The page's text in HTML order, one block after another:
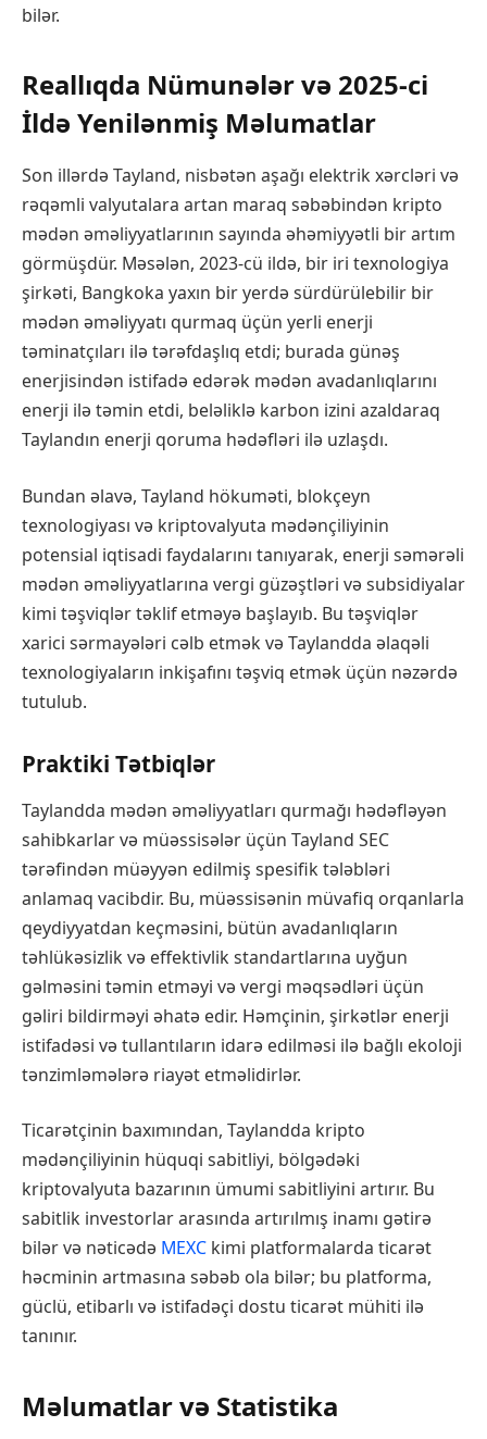
bilər.
Reallıqda Nümunələr və 2025-ci
İldə Yenilənmiş Məlumatlar
Son illərdə Tayland, nisbətən aşağı elektrik xərcləri və
rəqəmli valyutalara artan maraq səbəbindən kripto
mədən əməliyyatlarının sayında əhəmiyyətli bir artım
görmüşdür. Məsələn, 2023-cü ildə, bir iri texnologiya
şirkəti, Bangkoka yaxın bir yerdə sürdürülebilir bir
mədən əməliyyatı qurmaq üçün yerli enerji
təminatçıları ilə tərəfdaşlıq etdi; burada günəş
enerjisindən istifadə edərək mədən avadanlıqlarını
enerji ilə təmin etdi, beləliklə karbon izini azaldaraq
Taylandın enerji qoruma hədəfləri ilə uzlaşdı.
Bundan əlavə, Tayland hökuməti, blokçeyn
texnologiyası və kriptovalyuta mədənçiliyinin
potensial iqtisadi faydalarını tanıyarak, enerji səmərəli
mədən əməliyyatlarına vergi güzəştləri və subsidiyalar
kimi təşviqlər təklif etməyə başlayıb. Bu təşviqlər
xarici sərmayələri cəlb etmək və Taylandda əlaqəli
texnologiyaların inkişafını təşviq etmək üçün nəzərdə
tutulub.
Praktiki Tətbiqlər
Taylandda mədən əməliyyatları qurmağı hədəfləyən
sahibkarlar və müəssisələr üçün Tayland SEC
tərəfindən müəyyən edilmiş spesifik tələbləri
anlamaq vacibdir. Bu, müəssisənin müvafiq orqanlarla
qeydiyyatdan keçməsini, bütün avadanlıqların
təhlükəsizlik və effektivlik standartlarına uyğun
gəlməsini təmin etməyi və vergi məqsədləri üçün
gəliri bildirməyi əhatə edir. Həmçinin, şirkətlər enerji
istifadəsi və tullantıların idarə edilməsi ilə bağlı ekoloji
tənzimləmələrə riayət etməlidirlər.
Ticarətçinin baxımından, Taylandda kripto
mədənçiliyinin hüquqi sabitliyi, bölgədəki
kriptovalyuta bazarının ümumi sabitliyini artırır. Bu
sabitlik investorlar arasında artırılmış inamı gətirə
bilər və nəticədə MEXC kimi platformalarda ticarət
həcminin artmasına səbəb ola bilər; bu platforma,
güclü, etibarlı və istifadəçi dostu ticarət mühiti ilə
tanınır.
Məlumatlar və Statistika